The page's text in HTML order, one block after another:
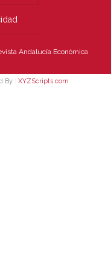
Andalucía Económica
By : XYZScripts.com